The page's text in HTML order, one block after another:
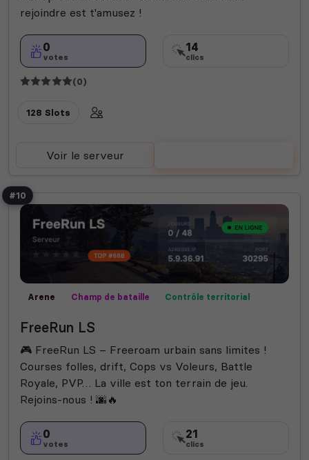
rejoindre est t'amusez !
0
votes
14
clics
(0)
128 Slots
Voir le serveur
#10
Arene Champ de bataille
Contrôle territorial
Roleplay
RP vocal
FreeRun LS
🎮 FreeRun LS – Freeroam urbain sans limites !
Courses folles, drift, Cops vs Voleurs, Battle
Royale, PVP… La ville est ton terrain de jeu.
Rejoins-nous ! 🌆🔥
0
votes
21
clics